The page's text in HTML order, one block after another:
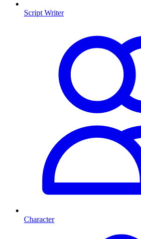
Script Writer
Character